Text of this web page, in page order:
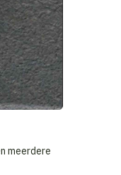
meerdere